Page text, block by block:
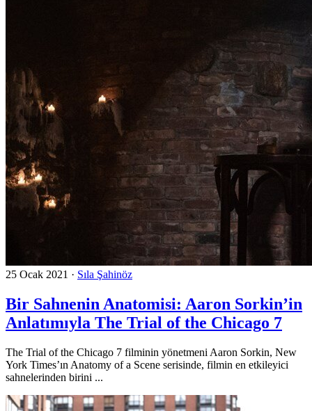
25 Ocak 2021 · Sıla Şahinöz
Bir Sahnenin Anatomisi: Aaron Sorkin’in
Anlatımıyla The Trial of the Chicago 7
The Trial of the Chicago 7 filminin yönetmeni Aaron Sorkin, New
York Times’ın Anatomy of a Scene serisinde, filmin en etkileyici
sahnelerinden birini ...